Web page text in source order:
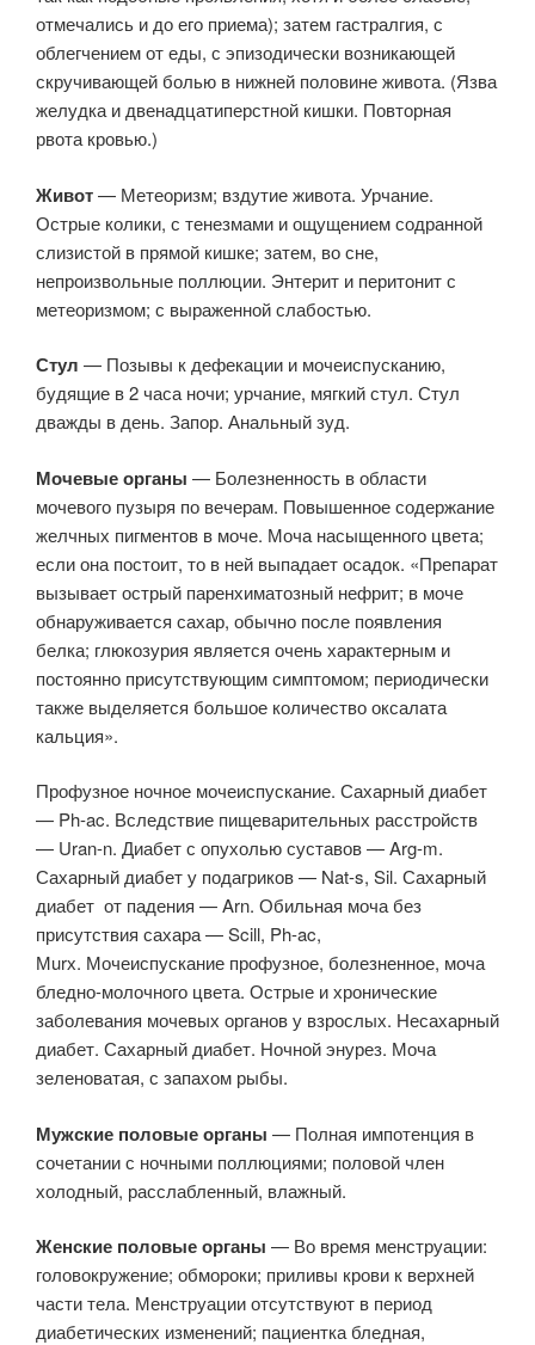
отмечались и до его приема); затем гастралгия, с
облегчением от еды, с эпизодически возникающей
скручивающей болью в нижней половине живота. (Язва
желудка и двенадцатиперстной кишки. Повторная
рвота кровью.)
Живот— Метеоризм; вздутие живота. Урчание.
Острые колики, с тенезмами и ощущением содранной
слизистой в прямой кишке; затем, во сне,
непроизвольные поллюции. Энтерит и перитонит с
метеоризмом; с выраженной слабостью.
Стул — Позывы к дефекации и мочеиспусканию,
будящие в 2 часа ночи; урчание, мягкий стул. Стул
дважды в день. Запор. Анальный зуд.
Мочевые органы — Болезненность в области
мочевого пузыря по вечерам. Повышенное содержание
желчных пигментов в моче. Моча насыщенного цвета;
если она постоит, то в ней выпадает осадок. «Препарат
вызывает острый паренхиматозный нефрит; в моче
обнаруживается сахар, обычно после появления
белка; глюкозурия является очень характерным и
постоянно присутствующим симптомом; периодически
также выделяется большое количество оксалата
кальция».
Профузное ночное мочеиспускание. Сахарный диабет
— Ph-ac. Вследствие пищеварительных расстройств
— Uran-n. Диабет с опухолью суставов — Arg-m.
Сахарный диабет у подагриков — Nat-s, Sil. Сахарный
диабет от падения — Arn. Обильная моча без
присутствия сахара — Scill, Ph-ac,
Мurх. Мочеиспускание профузное, болезненное, моча
бледно-молочного цвета. Острые и хронические
заболевания мочевых органов у взрослых. Несахарный
диабет. Сахарный диабет. Ночной энурез. Моча
зеленоватая, с запахом рыбы.
Мужские половые органы — Полная импотенция в
сочетании с ночными поллюциями; половой член
холодный, расслабленный, влажный.
Женские половые органы — Во время менструации:
головокружение; обмороки; приливы крови к верхней
части тела. Менструации отсутствуют в период
диабетических изменений; пациентка бледная,